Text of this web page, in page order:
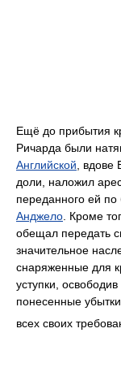
Ещё до прибытия
Ричарда были
Английской ,
доли, наложил
переданного ей по
Анджело . Кроме
обещал передать
значительное
снаряженные для
уступки,
понесенные
всех своих